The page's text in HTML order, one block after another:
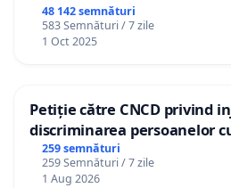
48 142 semnături
583 Semnături / 7 zile
1 Oct 2025
Petiție către CNCD privind
discriminarea persoanelor
către utilizatorul TikTok
259 semnături
259 Semnături / 7 zile
1 Aug 2026